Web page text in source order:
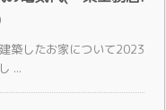
築したお家について2023
...